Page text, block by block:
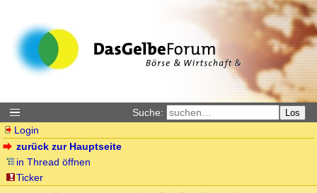
Suche: Los
Login
zurück zur Hauptseite
in Thread öffnen
Ticker